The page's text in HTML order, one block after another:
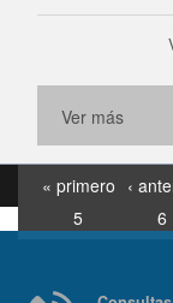
Ver más
« primero ‹
5
6